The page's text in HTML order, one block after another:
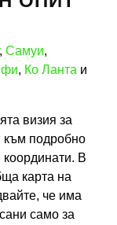
, Самуи,
, Ко Ланта и
визия за
към подробно
В
карта на
че има
само за